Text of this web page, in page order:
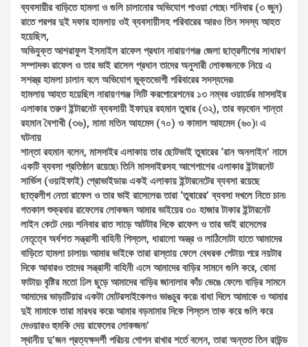
ব্যবসায়ীর বাড়িতে হামলা ও গুলি চালানোর অভিযোগ পাওয়া গেছে৷ শনিবার (৩ জুন)
রাতে পরপর দুই দফার হামলায় ওই ব্যবসায়ীসহ পরিবারের আরও তিন সদস্য আহত
হয়েছিল,
অভিযুক্ত আশরাফুল ইসমাইল রাফেল প্রধান নারায়ণগঞ্জ জেলা ছাত্রলীগের সাধারণ
সম্পাদক৷ রাফেল ও তার ভাই রাসেল প্রধান তাদের অনুসারী লোকজনকে নিয়ে এ
সশস্ত্র হামলা চালান বলে অভিযোগ ভুক্তভোগী পরিবারের সদস্যদের৷
হামলায় আহত হয়েছিল নারায়ণগঞ্জ সিটি করপোরেশনের ১৩ নম্বর ওয়ার্ডের মাসদাইর
এলাকার তরুণ ইন্টারনেট ব্যবসায়ী ইফাদুর রহমান তুষার (৩২), তার বড়বোন শান্তা
রহমান বৈশাখী (৩৬), মামা মতিন আহমেদ (৭০) ও কামাল আহমেদ (৬০)৷ এ
ঘটনায়
শান্তা রহমান বলেন, মাসদাইর এলাকায় তার ছোটভাই তুষারের ‘রান অনলাইন’ নামে
একটি ব্যবসা প্রতিষ্ঠান রয়েছে৷ তিনি মাসদাইরসহ আশেপাশের এলাকার ইন্টারনেট
সার্ভিস (ওয়াইফাই) প্রোভাইডার৷ একই এলাকায় ইন্টারনেটের ব্যবসা রয়েছে
ছাত্রলীগ নেতা রাফেল ও তার ভাই রাসেলের৷ তারা ‘তুষারের’ ব্যবসা দখলে নিতে চান৷
গতকাল শুক্রবার রাফেলের লোকজন আমার ভাইয়ের ৩০ হাজার টাকার ইন্টারনেট
লাইন কেটে দেয়৷ শনিবার রাত সাড়ে আটটার দিকে রাফেল ও তার ভাই রাসেলের
নেতৃত্বে অর্ধশত সন্ত্রাসী বাহিনী পিস্তল, ধারালো অস্ত্র ও লাঠিসোটা হাতে আমাদের
বাড়িতে হামলা চালায়৷ আমার ভাইকে তারা রাস্তায় ফেলে বেধরক পেটায়৷ পরে নয়টার
দিকে আবারও তাদের সন্ত্রাসী বাহিনী এসে আমাদের বাড়ির সামনে গুলি করে, বোমা
ফাটায়৷ বৃষ্টির মতো ঢিল ছুড়ে আমাদের বাড়ির জানালার কাঁচ ভেঙে ফেলে৷ বাড়ির সামনে
আমাদের ভাড়াটিয়ার একটা মোটরসাইকেলও ভাঙচুর করে৷ বাধা দিলে আমাকে ও আমার
দুই মামাকে তারা মারধর করে৷ আমার বড়মামার দিকে পিস্তল তাক করে গুলি করে
দেওয়ারও হুমকি দেয় রাফেলের লোকজন৷’
স্থানীয় দু’জন প্রত্যক্ষদর্শী পরিচয় গোপন রাখার শর্তে বলেন, তারা অন্তত তিন রাউন্ড